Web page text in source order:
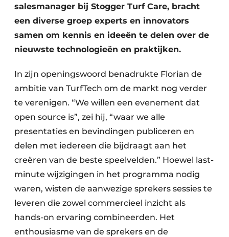
salesmanager bij Stogger Turf Care, bracht
een diverse groep experts en innovators
samen om kennis en ideeën te delen over de
nieuwste technologieën en praktijken.
In zijn openingswoord benadrukte Florian de
ambitie van TurfTech om de markt nog verder
te verenigen. “We willen een evenement dat
open source is”, zei hij, “waar we alle
presentaties en bevindingen publiceren en
delen met iedereen die bijdraagt aan het
creëren van de beste speelvelden.” Hoewel last-
minute wijzigingen in het programma nodig
waren, wisten de aanwezige sprekers sessies te
leveren die zowel commercieel inzicht als
hands-on ervaring combineerden. Het
enthousiasme van de sprekers en de